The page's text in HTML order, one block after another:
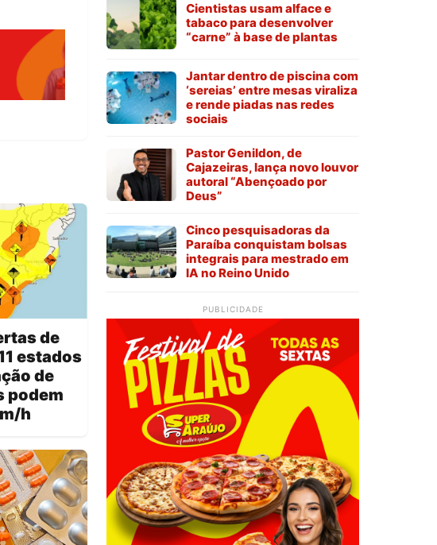
de
estados
de
podem
h
Cientistas usam alface e
tabaco para desenvolver
“carne” à base de plantas
Jantar dentro de piscina com
‘sereias’ entre mesas viraliza
e rende piadas nas redes
sociais
Pastor Genildon, de
Cajazeiras, lança novo louvor
autoral “Abençoado por
Deus”
Cinco pesquisadoras da
Paraíba conquistam bolsas
integrais para mestrado em
IA no Reino Unido
PUBLICIDADE